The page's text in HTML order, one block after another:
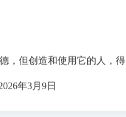
，但创造和使用它的人，得
年3月9日